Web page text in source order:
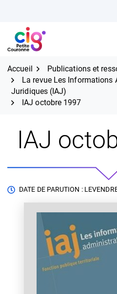
contenu
CIG Petite Couronne
Expertise
Accueil
Publications et
La revue Les Informations
Juridiques (IAJ)
IAJ octobre 1997
IAJ
DATE DE PARUTION : LE